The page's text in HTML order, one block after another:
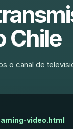
Chile
o canal de
video.html